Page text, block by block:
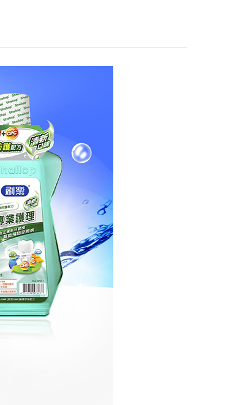
SMS pembayaran atau pemberitahuan tolak
bahawa tempoh pembayaran adalah 14 hari. Walau
mereka yang telah memuat turun Aplikasi AFTEE
ahli AFTEE boleh menikmati tempoh
45 hari.
dikira dari masa kedai meminta pembayaran anda,
bilangan hari yang boleh dilanjutkan oleh AFTEE.
tempoh pembayaran anda sebelum anda
Walau bagaimanapun, tiada jaminan bahawa anda
anda semasa tempoh pembayaran (cth.:
atau produk yang mungkin mengambil masa yang
Oleh itu, anda dikehendaki membuat
AFTEE dalam tempoh sama ada anda menerima
untuk pengguna kali pertama boleh sehingga
diperakui sebenar yang diluluskan akan
pensijilan dan semakan oleh AFTEE.
minimum mestilah lebih besar daripada NT$20.
tersedia untuk ahli Taiwan.
nama penerima, no. telefon, alamat penerima)
perkhidmatan. Sila rujuk kepada "Penyata
Penghantaran percuma untuk pesanan
Penghantaran percuma untuk pesanan
| Penghantaran percuma untuk pesanan